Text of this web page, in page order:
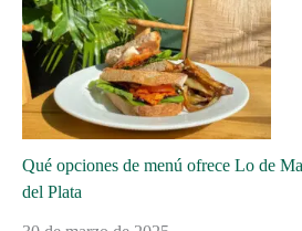
Qué opciones de menú ofrece Lo de
del Plata